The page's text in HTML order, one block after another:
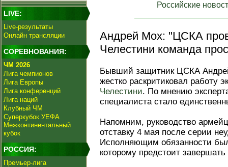
LIVE:
Live-результаты
Онлайн трансляции
СОРЕВНОВАНИЯ:
ЧМ 2026
Лига чемпионов
Лига Европы
Лига конференций
Лига наций
Клубный ЧМ
Суперкубок УЕФА
Межконтинентальный
кубок
РОССИЯ:
Премьер-лига
Российские
Андрей Мох: "ЦСКА
Челестини команда
Бывший защитник ЦСКА
жестко раскритиковал работу
Челестини. По мнению
специалиста стало
Напомним, руководство
отставку 4 мая после серии
Исполняющим обязанности
которому предстоит завершать